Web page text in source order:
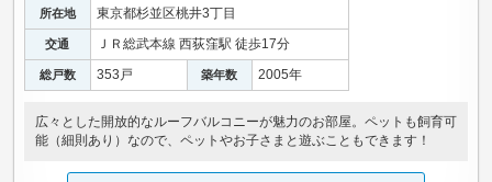
所在地 東京都杉並区桃井3丁目
交通 ＪＲ総武本線 西荻窪駅 徒歩17分
総戸数 353戸 築年数 2005年
広々とした開放的なルーフバルコニーが魅力のお部屋。ペットも飼育可
能（細則あり）なので、ペットやお子さまと遊ぶこともできます！